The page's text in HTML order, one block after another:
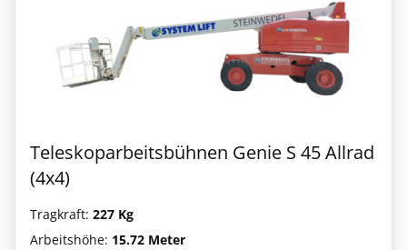
Teleskoparbeitsbühnen Genie S 45 Allrad
(4x4)
Tragkraft: 227 Kg
Arbeitshöhe: 15.72 Meter